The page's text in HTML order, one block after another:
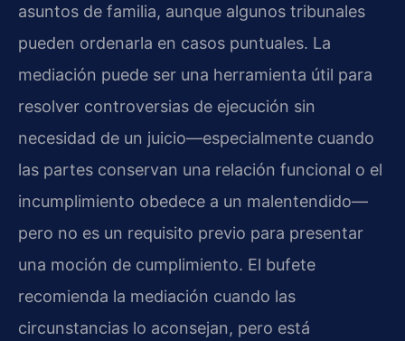
asuntos de familia, aunque algunos tribunales
pueden ordenarla en casos puntuales. La
mediación puede ser una herramienta útil para
resolver controversias de ejecución sin
necesidad de un juicio—especialmente cuando
las partes conservan una relación funcional o el
incumplimiento obedece a un malentendido—
pero no es un requisito previo para presentar
una moción de cumplimiento. El bufete
recomienda la mediación cuando las
circunstancias lo aconsejan, pero está